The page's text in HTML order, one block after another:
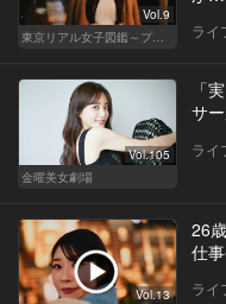
Vol.9
ライ
Vol.105
金曜美女劇場
「
サ
ライ
Vol.13
26
仕
ライ